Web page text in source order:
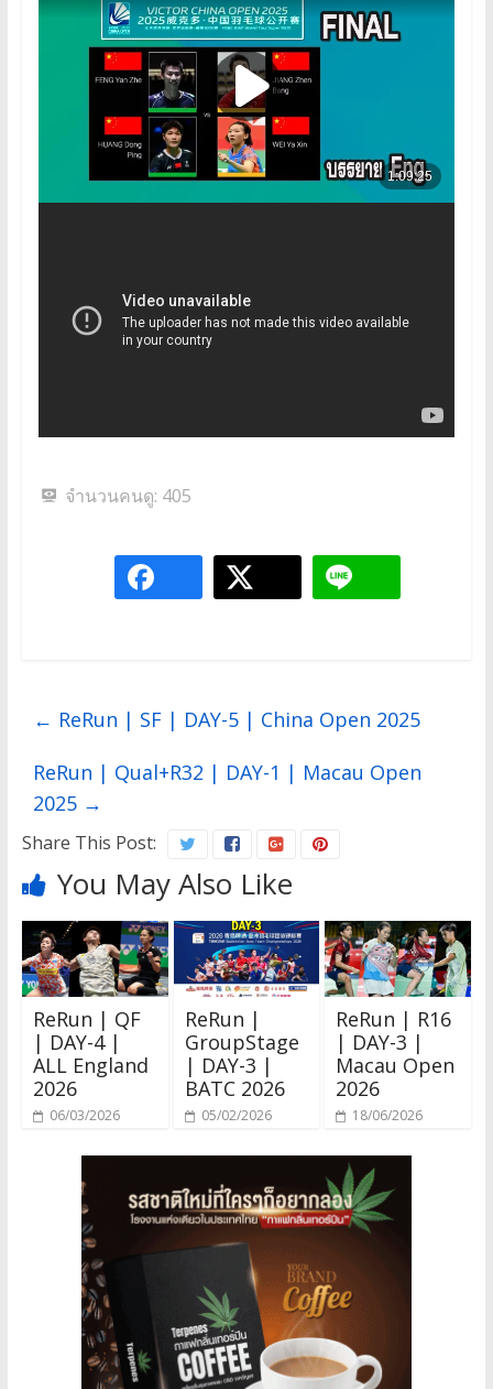
จำนวนคนดู: 405
← ReRun | SF | DAY-5 | China Open 2025
ReRun | Qual+R32 | DAY-1 | Macau Open
2025 →
Share This Post:
You May Also Like
ReRun | QF
| DAY-4 |
ALL England
2026
06/03/2026
ReRun |
GroupStage
| DAY-3 |
BATC 2026
05/02/2026
ReRun | R16
| DAY-3 |
Macau Open
2026
18/06/2026